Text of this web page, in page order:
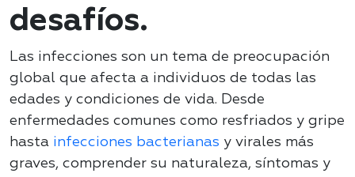
desafíos.
Las infecciones son un tema de preocupación
global que afecta a individuos de todas las
edades y condiciones de vida. Desde
enfermedades comunes como resfriados y gripe
hasta infecciones bacterianas y virales más
graves, comprender su naturaleza, síntomas y